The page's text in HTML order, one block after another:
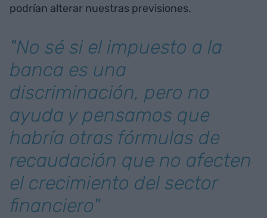
podrían alterar nuestras previsiones.
"No sé si el impuesto a la
banca es una
discriminación, pero no
ayuda y pensamos que
habría otras fórmulas de
recaudación que no afecten
el crecimiento del sector
financiero"